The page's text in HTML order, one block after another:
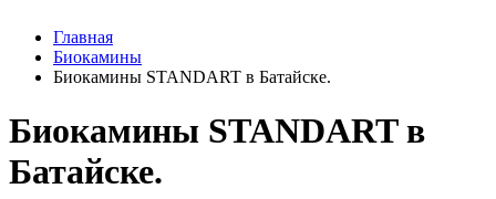
Главная
Биокамины
Биокамины STANDART в Батайске.
Биокамины STANDART в
Батайске.